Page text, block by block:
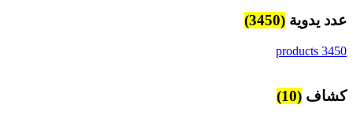
عدد يدوية (3450)
3450 products
كشاف (10)